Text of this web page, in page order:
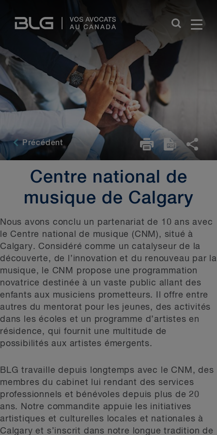
Links
Précédent
Centre national de
musique de Calgary
Nous avons conclu un partenariat de 10 ans avec
le Centre national de musique (CNM), situé à
Calgary. Considéré comme un catalyseur de la
découverte, de l’innovation et du renouveau par la
musique, le CNM propose une programmation
novatrice destinée à un vaste public allant des
enfants aux musiciens prometteurs. Il offre entre
autres du mentorat pour les jeunes, des activités
dans les écoles et un programme d’artistes en
résidence, qui fournit une multitude de
possibilités aux artistes émergents.
BLG travaille depuis longtemps avec le CNM, des
membres du cabinet lui rendant des services
professionnels et bénévoles depuis plus de 20
ans. Notre commandite appuie les initiatives
artistiques et culturelles locales et nationales à
Calgary et s’inscrit dans notre longue tradition de